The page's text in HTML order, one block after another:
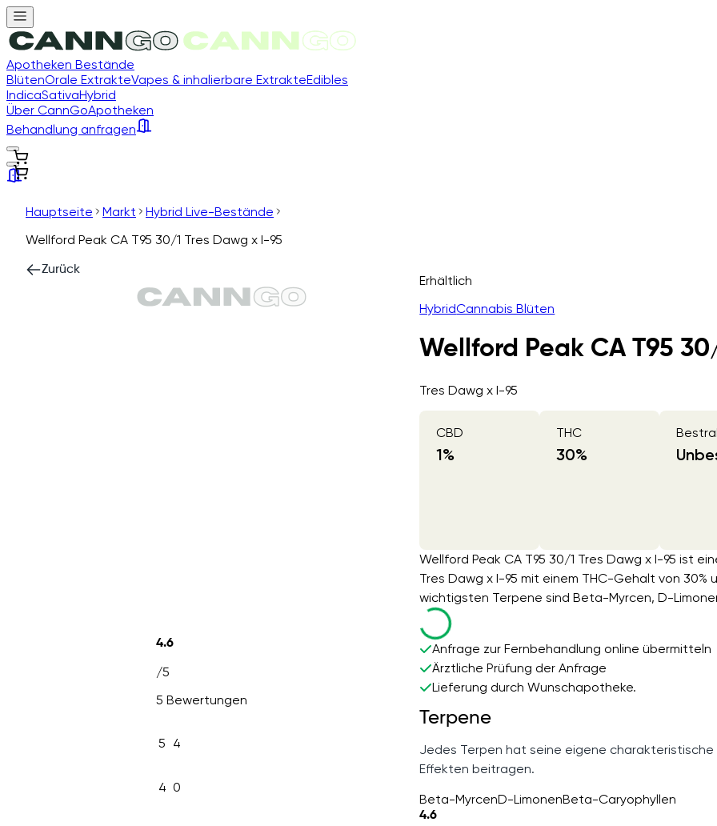
Apotheken Bestände
BlütenOrale ExtrakteVapes & inhalierbare ExtrakteEdibles
IndicaSativaHybrid
Über CannGoApotheken
Behandlung anfragen
Hauptseite Markt
Hybrid Live-Bestände
Wellford Peak CA T95 30/1 Tres Dawg x I-95
Zurück
4.6
/5
5 Bewertungen
5 4
4 0
Erhältlich
HybridCannabis Blüten
Wellford Peak CA T95
Tres Dawg x I-95
CBD
1%
THC
30%
Wellford Peak CA T95 30/1 Tres Dawg x I-95 ist
Tres Dawg x I-95 mit einem THC-Gehalt von 30%
wichtigsten Terpene sind Beta-Myrcen, D-
Anfrage zur Fernbehandlung online übermitteln
Ärztliche Prüfung der Anfrage
Lieferung durch Wunschapotheke.
Terpene
Jedes Terpen hat seine eigene charakteristische
Effekten beitragen.
Beta-MyrcenD-LimonenBeta-Caryophyllen
4.6